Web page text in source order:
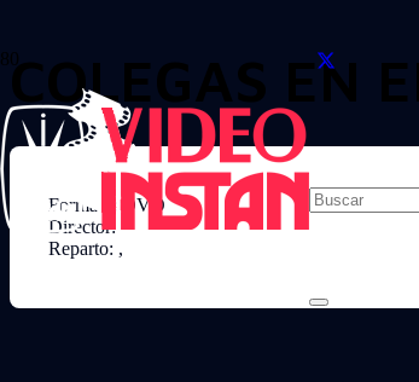
COLEGAS EN
Formato: DVD
Director:
Reparto: ,